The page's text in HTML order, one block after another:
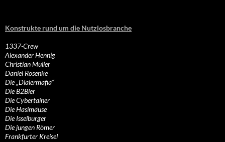
Konstrukte rund um die Nutzlosbranche
1337-Crew
Alexander Hennig
Christian Müller
Daniel Rosenke
Die „Dialermafia“
Die B2Bler
Die Cybertainer
Die Hasimäuse
Die Isselburger
Die jungen Römer
Frankfurter Kreisel